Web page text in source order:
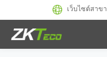
เว็บไซต์สาขา